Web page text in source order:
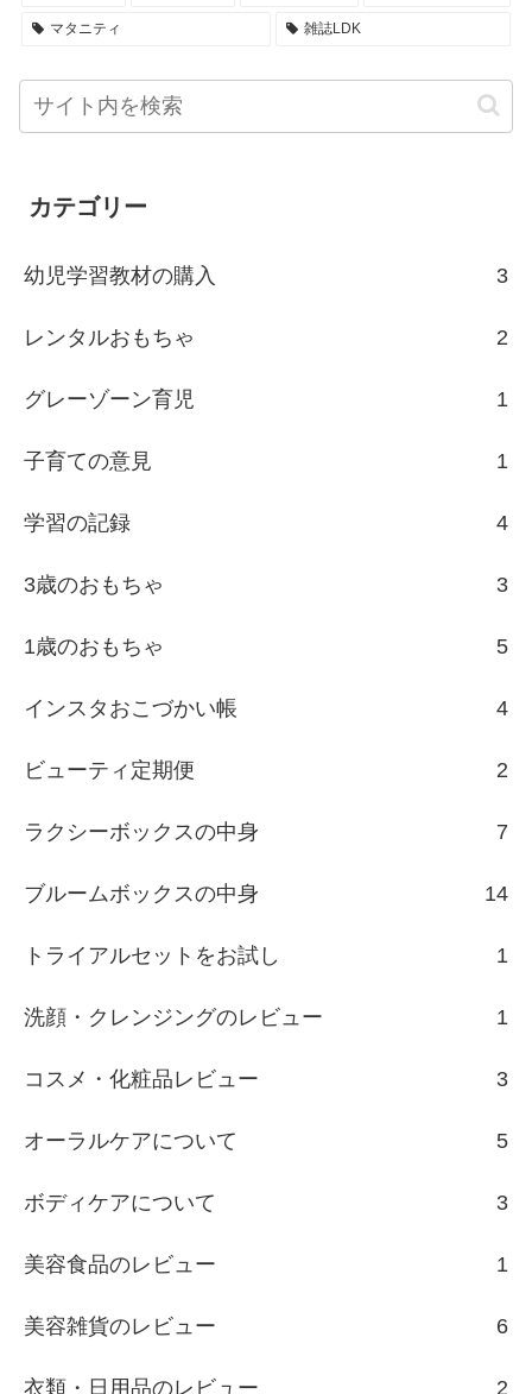
マタニティ 雑誌LDK
カテゴリー
幼児学習教材の購入 3
レンタルおもちゃ 2
グレーゾーン育児 1
子育ての意見 1
学習の記録 4
3歳のおもちゃ 3
1歳のおもちゃ 5
インスタおこづかい帳 4
ビューティ定期便 2
ラクシーボックスの中身 7
ブルームボックスの中身 14
トライアルセットをお試し 1
洗顔・クレンジングのレビュー 1
コスメ・化粧品レビュー 3
オーラルケアについて 5
ボディケアについて 3
美容食品のレビュー 1
美容雑貨のレビュー 6
衣類・日用品のレビュー 2